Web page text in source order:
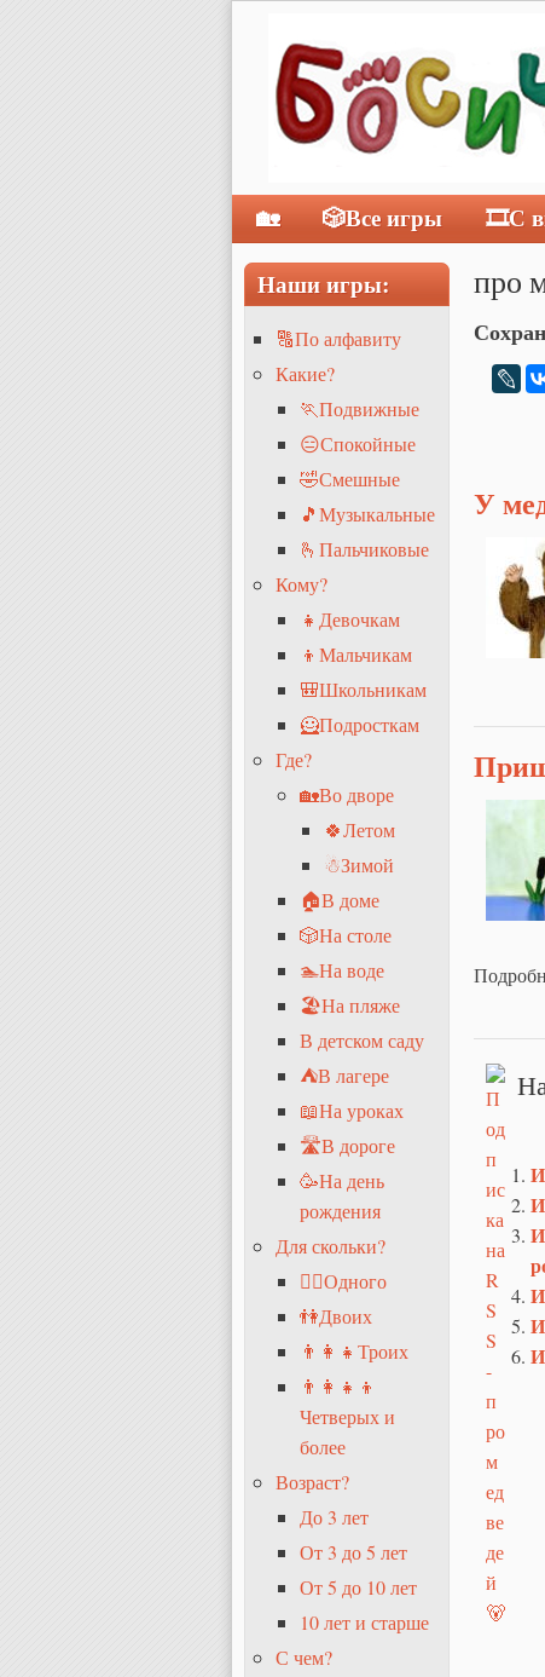
про
У
Главное меню
🏡 🎲Все игры 🎞С
Наши игры:
🔠По алфавиту
Какие?
🏃Подвижные
😑Спокойные
🤣Смешные
🎵Музыкальные
🫰Пальчиковые
Кому?
👧Девочкам
👦Мальчикам
🎒Школьникам
🦸Подросткам
Где?
🏡Во дворе
🍀Летом
☃Зимой
🏠В доме
🎲На столе
🏊На воде
🏖На пляже
В детском саду
⛺В лагере
📖На уроках
🛣В дороге
🥳На день
рождения
Для скольки?
🧍‍♂️Одного
👫Двоих
👨‍👩‍👧Троих
👨‍👩‍👧‍👦
Четверых и
более
Возраст?
До 3 лет
От 3 до 5 лет
От 5 до 10 лет
10 лет и старше
С чем?